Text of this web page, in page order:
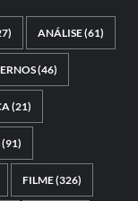
ANÁLISE(61)
(46)
(21)
(91)
FILME(326)